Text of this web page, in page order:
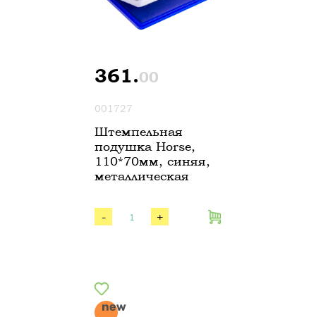
361.00
001727
Штемпельная
подушка Horse,
110*70мм, синяя,
металлическая
- +